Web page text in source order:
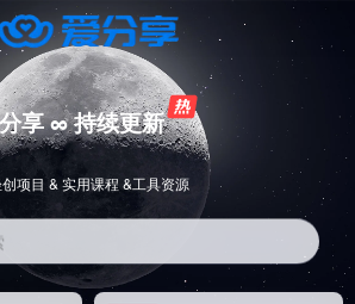
享 ∞ 持续更新
项目 & 实用课程 &工具资源